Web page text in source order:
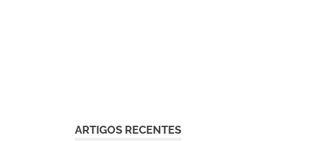
ARTIGOS RECENTES